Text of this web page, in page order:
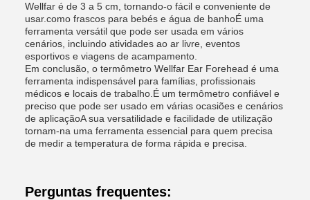
Wellfar é de 3 a 5 cm, tornando-o fácil e conveniente de
usar.como frascos para bebés e água de banhoÉ uma
ferramenta versátil que pode ser usada em vários
cenários, incluindo atividades ao ar livre, eventos
esportivos e viagens de acampamento.
Em conclusão, o termômetro Wellfar Ear Forehead é uma
ferramenta indispensável para famílias, profissionais
médicos e locais de trabalho.É um termômetro confiável e
preciso que pode ser usado em várias ocasiões e cenários
de aplicaçãoA sua versatilidade e facilidade de utilização
tornam-na uma ferramenta essencial para quem precisa
de medir a temperatura de forma rápida e precisa.
Perguntas frequentes: